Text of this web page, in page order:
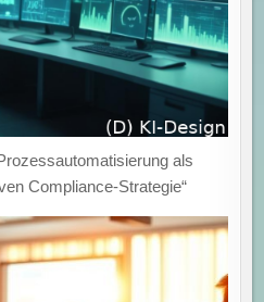
als
Compliance-Strategie“